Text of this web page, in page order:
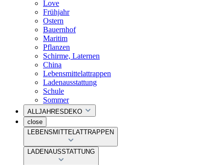
Love
Frühjahr
Ostern
Bauernhof
Maritim
Pflanzen
Schirme, Laternen
China
Lebensmittelattrappen
Ladenausstattung
Schule
Sommer
ALLJAHRESDEKO
close
LEBENSMITTELATTRAPPEN
LADENAUSSTATTUNG